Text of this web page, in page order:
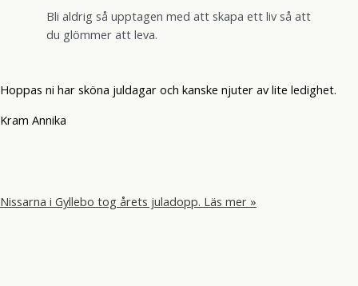
Bli aldrig så upptagen med att skapa ett liv så att
du glömmer att leva.
Hoppas ni har sköna juldagar och kanske njuter av lite ledighet.
Kram Annika
Nissarna i Gyllebo tog årets juladopp. Läs mer »